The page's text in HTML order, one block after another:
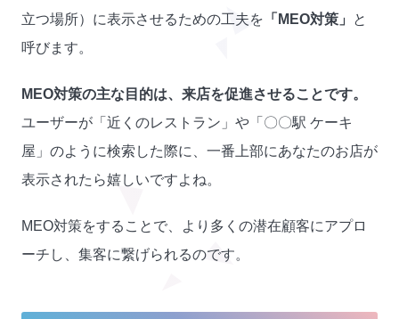
立つ場所）に表示させるための工夫を 「MEO対策」
と
呼びます。
MEO対策の主な目的は、来店を促進させることです。
ユーザーが「近くのレストラン」や「〇〇駅 ケーキ
屋」のように検索した際に、一番上部にあなたのお店が
表示されたら嬉しいですよね。
MEO対策をすることで、より多くの潜在顧客にアプロ
ーチし、集客に繋げられるのです。